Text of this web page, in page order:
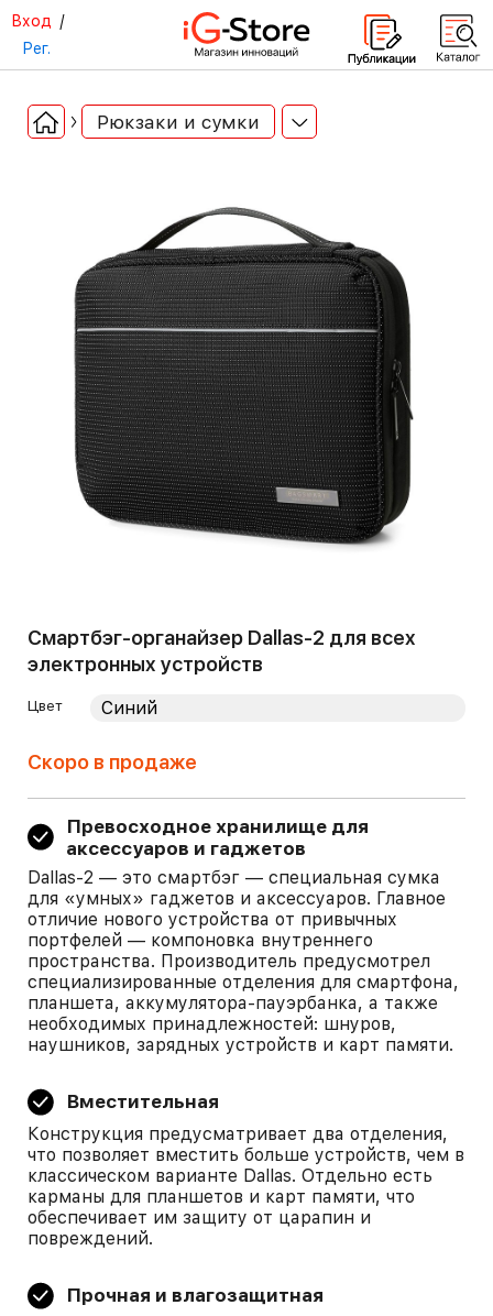
Вход /
Рег.
Рюкзаки и сумки
Смартбэг-органайзер Dallas-2 для всех
электронных устройств
Цвет
Скоро в продаже
Превосходное хранилище для
аксессуаров и гаджетов
Dallas-2 — это смартбэг — специальная сумка
для «умных» гаджетов и аксессуаров. Главное
отличие нового устройства от привычных
портфелей — компоновка внутреннего
пространства. Производитель предусмотрел
специализированные отделения для смартфона,
планшета, аккумулятора-пауэрбанка, а также
необходимых принадлежностей: шнуров,
наушников, зарядных устройств и карт памяти.
Вместительная
Конструкция предусматривает два отделения,
что позволяет вместить больше устройств, чем в
классическом варианте Dallas. Отдельно есть
карманы для планшетов и карт памяти, что
обеспечивает им защиту от царапин и
повреждений.
Прочная и влагозащитная